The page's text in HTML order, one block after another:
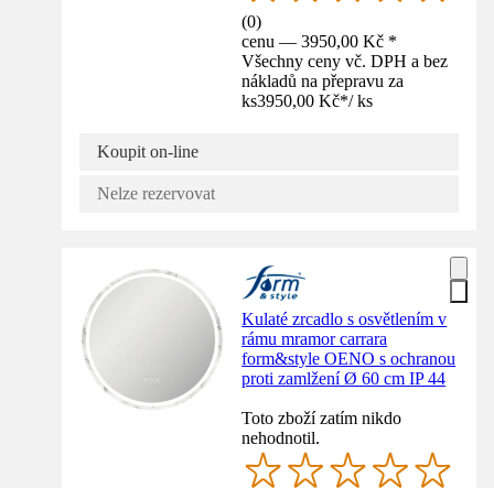
(0)
cenu — 3950,00 Kč *
Všechny ceny vč. DPH a bez
nákladů na přepravu za
ks3950,00 Kč*/ ks
Koupit on-line
Nelze rezervovat
Kulaté zrcadlo s osvětlením v
rámu mramor carrara
form&style OENO s ochranou
proti zamlžení Ø 60 cm IP 44
Toto zboží zatím nikdo
nehodnotil.